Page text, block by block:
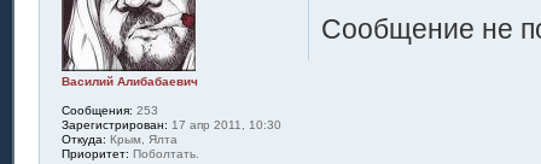
Сообщение не
Василий Алибабаевич
Сообщения: 253
Зарегистрирован: 17 апр 2011, 10:30
Откуда: Крым, Ялта
Приоритет: Поболтать.